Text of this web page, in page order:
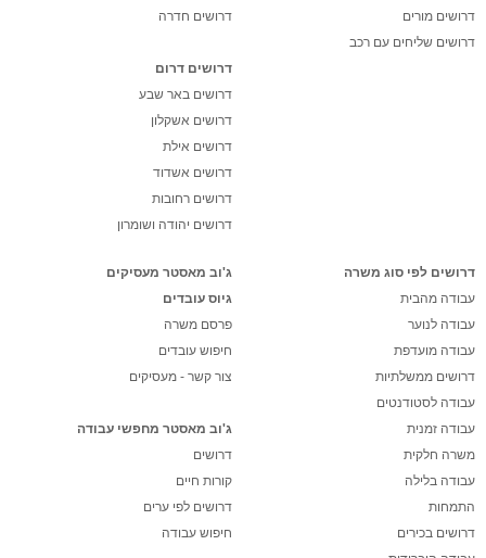
דרושים מורים
דרושים שליחים עם רכב
דרושים חדרה
דרושים דרום
דרושים באר שבע
דרושים אשקלון
דרושים אילת
דרושים אשדוד
דרושים רחובות
דרושים יהודה ושומרון
דרושים לפי סוג משרה
עבודה מהבית
עבודה לנוער
עבודה מועדפת
דרושים ממשלתיות
עבודה לסטודנטים
עבודה זמנית
משרה חלקית
עבודה בלילה
התמחות
דרושים בכירים
ג'וב מאסטר מעסיקים
גיוס עובדים
פרסם משרה
חיפוש עובדים
צור קשר - מעסיקים
ג'וב מאסטר מחפשי עבודה
דרושים
קורות חיים
דרושים לפי ערים
חיפוש עבודה